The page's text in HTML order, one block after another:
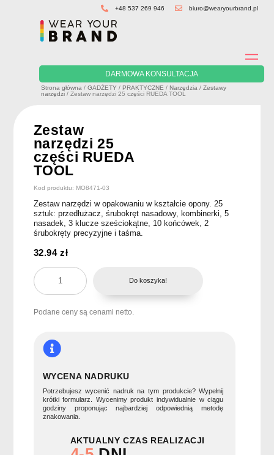
+48 537 269 946 biuro@wearyourbrand.pl
DARMOWA KONSULTACJA
Strona główna /GADŻETY / PRAKTYCZNE / Narzędzia /Zestawy
narzędzi / Zestaw narzędzi 25 części RUEDA TOOL
Zestaw
narzędzi 25
części RUEDA
TOOL
Kod produktu: MO8471-03
Zestaw narzędzi w opakowaniu w kształcie opony. 25
sztuk: przedłużacz, śrubokręt nasadowy, kombinerki, 5
nasadek, 3 klucze sześciokątne, 10 końcówek, 2
śrubokręty precyzyjne i taśma.
32.94zł
ilość
Zestaw
narzędzi
25
TOOL
Do koszyka!
Podane ceny są cenami netto.
WYCENA NADRUKU
Potrzebujesz wycenić nadruk na tym produkcie? Wypełnij
krótki formularz. Wycenimy produkt indywidualnie w ciągu
godziny proponując najbardziej odpowiednią metodę
znakowania.
AKTUALNY CZAS REALIZACJI